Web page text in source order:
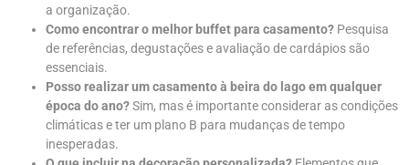
a organização.
Como encontrar o melhor buffet para casamento? Pesquisa
de referências, degustações e avaliação de cardápios são
essenciais.
Posso realizar um casamento à beira do lago em qualquer
época do ano?Sim, mas é importante considerar as condições
climáticas e ter um plano B para mudanças de tempo
inesperadas.